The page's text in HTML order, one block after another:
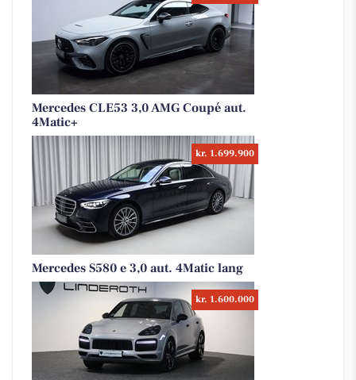
Mercedes CLE53 3,0 AMG Coupé aut.
4Matic+
kr. 1.699.900
Mercedes S580 e 3,0 aut. 4Matic lang
kr. 1.600.000